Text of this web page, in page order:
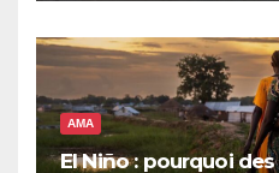
AMA
El Niño : pourquoi